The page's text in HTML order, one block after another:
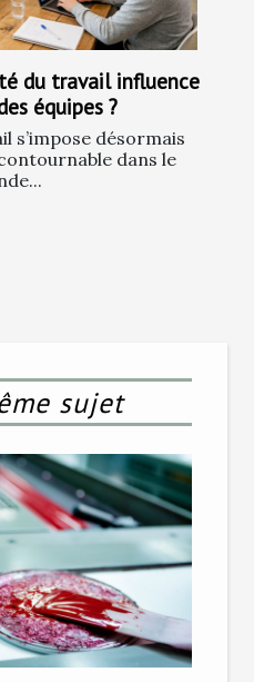
du travail influence
équipes ?
s’impose désormais
dans le
sujet